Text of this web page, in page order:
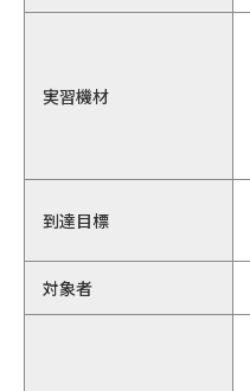
実習機材
到達目標
対象者